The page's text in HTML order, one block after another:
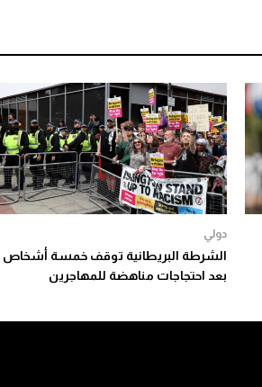
دولي
الشرطة البريطانية توقف خمسة أشخاص
بعد احتجاجات مناهضة للمهاجرين